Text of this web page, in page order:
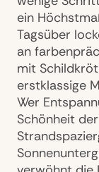
ein
Tagsüber
an
mit
erstklassige
Wer
Schönheit